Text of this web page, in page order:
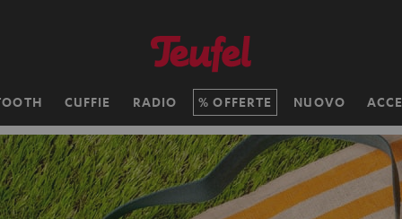
CUFFIE RADIO OFFERTE NUOVO